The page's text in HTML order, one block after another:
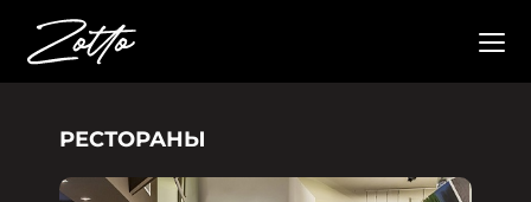
РЕСТОРАНЫ